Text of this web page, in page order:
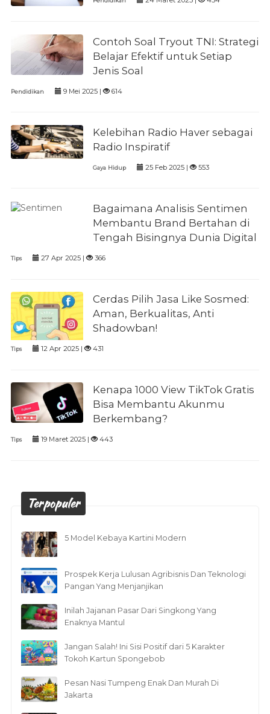
Contoh Soal Tryout TNI: Strategi
Belajar Efektif untuk Setiap
Jenis Soal
Pendidikan 9 Mei 2025 | 614
Kelebihan Radio Haver sebagai
Radio Inspiratif
Gaya Hidup 25 Feb 2025 | 553
Bagaimana Analisis Sentimen
Membantu Brand Bertahan di
Tengah Bisingnya Dunia Digital
Tips 27 Apr 2025 | 366
Cerdas Pilih Jasa Like Sosmed:
Aman, Berkualitas, Anti
Shadowban!
Tips 12 Apr 2025 | 431
Kenapa 1000 View TikTok Gratis
Bisa Membantu Akunmu
Berkembang?
Tips 19 Maret 2025 | 443
Terpopuler
5 Model Kebaya Kartini Modern
Prospek Kerja Lulusan Agribisnis Dan Teknologi
Pangan Yang Menjanjikan
Inilah Jajanan Pasar Dari Singkong Yang
Enaknya Mantul
Jangan Salah! Ini Sisi Positif dari 5 Karakter
Tokoh Kartun Spongebob
Pesan Nasi Tumpeng Enak Dan Murah Di
Jakarta